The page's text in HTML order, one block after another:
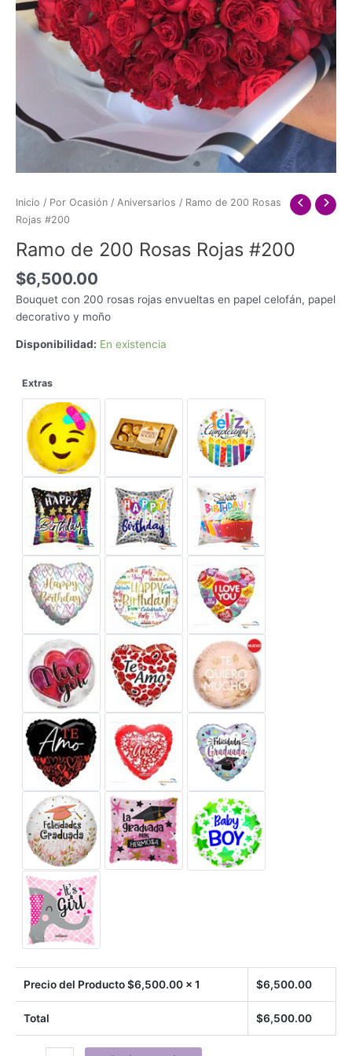
Inicio / Por Ocasión / Aniversarios / Ramo de 200 Rosas
Rojas #200
Ramo de 200 Rosas Rojas #200
$6,500.00
Bouquet con 200 rosas rojas envueltas en papel celofán, papel
decorativo y moño
Disponibilidad: En existencia
Extras
Precio del Producto $6,500.00 x 1 $6,500.00
Total $6,500.00